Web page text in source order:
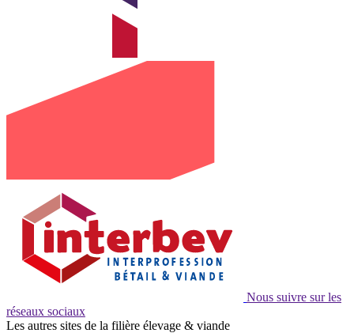
Nous suivre sur les
réseaux sociaux
Les autres sites de la filière élevage & viande